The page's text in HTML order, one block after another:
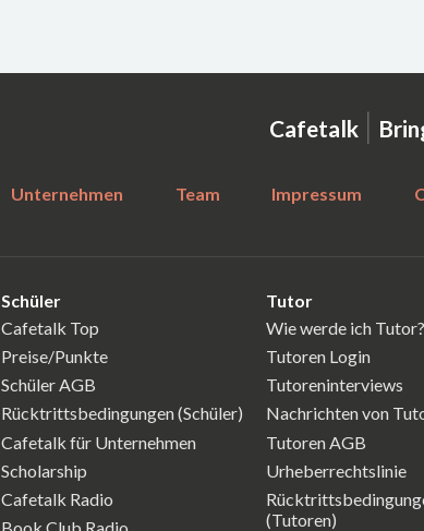
Cafetalk |
Unternehmen Team Impressum
Schüler
Cafetalk Top
Preise/Punkte
Schüler AGB
Rücktrittsbedingungen (Schüler)
Cafetalk für Unternehmen
Scholarship
Cafetalk Radio
Tutor
Wie werde ich Tutor?
Tutoren Login
Tutoreninterviews
Nachrichten von
Tutoren AGB
Urheberrechtslinie
(Tutoren)